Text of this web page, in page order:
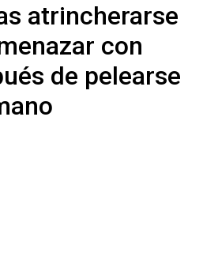
atrincherarse
con
de pelearse